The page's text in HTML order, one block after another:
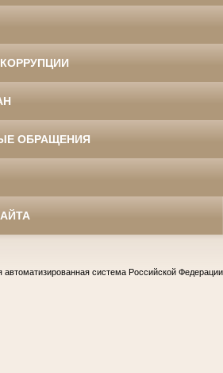
ОБРАЩЕНИЯ
автоматизированная система Российской